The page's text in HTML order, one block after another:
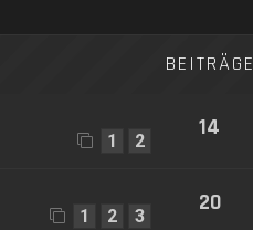
BEITRÄGE
1 2 14
1 2 3 20